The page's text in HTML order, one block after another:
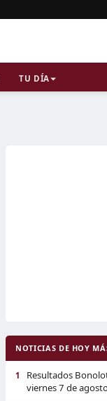
TU DÍA
NOTICIAS DE HOY
1
Resultados
viernes 7 de